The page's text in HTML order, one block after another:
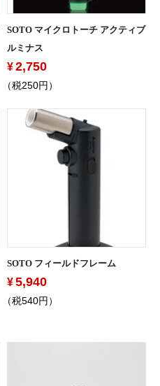
SOTO マイクロトーチ アクティブ
ルミナス
2,750
（税250円）
SOTO フィールドフレーム
5,940
（税540円）